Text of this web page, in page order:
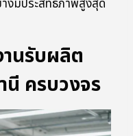
งมีประสิทธิภาพสูงสุด
านรับผลิต
นี ครบวงจร